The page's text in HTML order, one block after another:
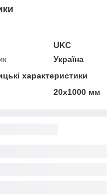
UKC
Україна
характеристики
20х1000 мм